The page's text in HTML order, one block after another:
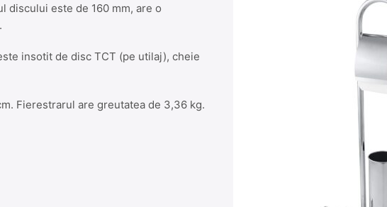
discului este de 160 mm, are o
insotit de disc TCT (pe utilaj), cheie
Fierestrarul are greutatea de 3,36 kg.